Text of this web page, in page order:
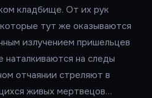
кладбище. От их рук
тут же оказываются
излучением пришельцев
наталкиваются на следы
отчаянии стреляют в
живых мертвецов…